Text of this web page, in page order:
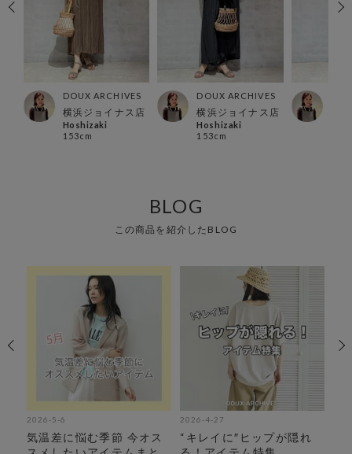
DOUX ARCHIVES
横浜ジョイナス店
Hoshizaki
153cm
DOUX ARCHIVES
横浜ジョイナス店
Hoshizaki
153cm
BLOG
この商品を紹介したBLOG
2026-5-6
気温差に悩む季節 今オス
2026-4-27
“キレイに″ヒップが隠れ